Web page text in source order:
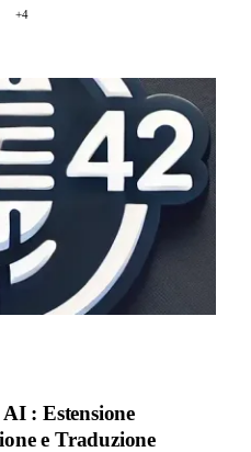
+4
: Estensione
e Traduzione